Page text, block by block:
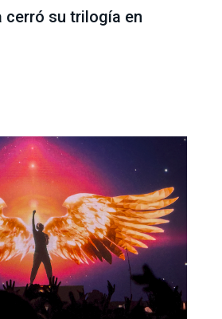
cerró su trilogía en